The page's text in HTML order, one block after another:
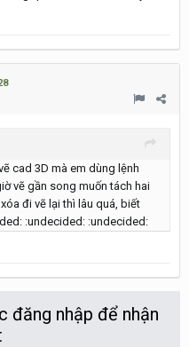
cad 3D mà em dùng lệnh
vẽ gần song muốn tách hai
đi vẽ lại thì lâu quá, biết
:undecided: :undecided:
đăng nhập để nhận